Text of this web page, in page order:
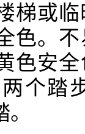
梯或
色。
色安
个踏